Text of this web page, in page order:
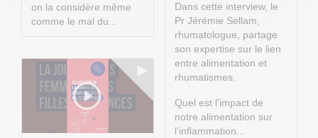
on la considère même
comme le mal du...
Dans cette interview, le
Pr Jérémie Sellam,
rhumatologue, partage
son expertise sur le lien
entre alimentation et
rhumatismes.
Quel est l’impact de
notre alimentation sur
l’inflammation...